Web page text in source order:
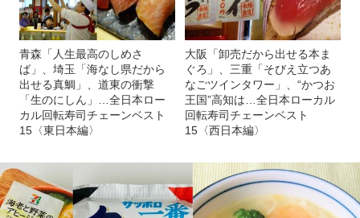
青森「人生最高のしめさ
ば」、埼玉「海なし県だから
出せる真鯛」、道東の衝撃
「生のにしん」…全日本ロー
カル回転寿司チェーンベスト
15〈東日本編〉
大阪「卸売だから出せる本ま
ぐろ」、三重「そびえ立つあ
なごツインタワー」、“かつお
王国”高知は…全日本ローカル
回転寿司チェーンベスト
15〈西日本編〉